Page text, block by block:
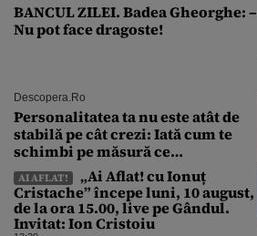
BANCUL ZILEI. Badea Gheorghe: –
Nu pot face dragoste!
Descopera.ro
Personalitatea ta nu este atât de
stabilă pe cât crezi: Iată cum te
schimbi pe măsură ce
îmbătrânești
AI AFLAT!
„Ai Aflat! cu Ionuț
Cristache” începe luni, 10 august,
de la ora 15.00, live pe Gândul.
Invitat: Ion Cristoiu